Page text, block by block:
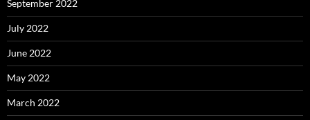
September 2022
July 2022
June 2022
May 2022
March 2022